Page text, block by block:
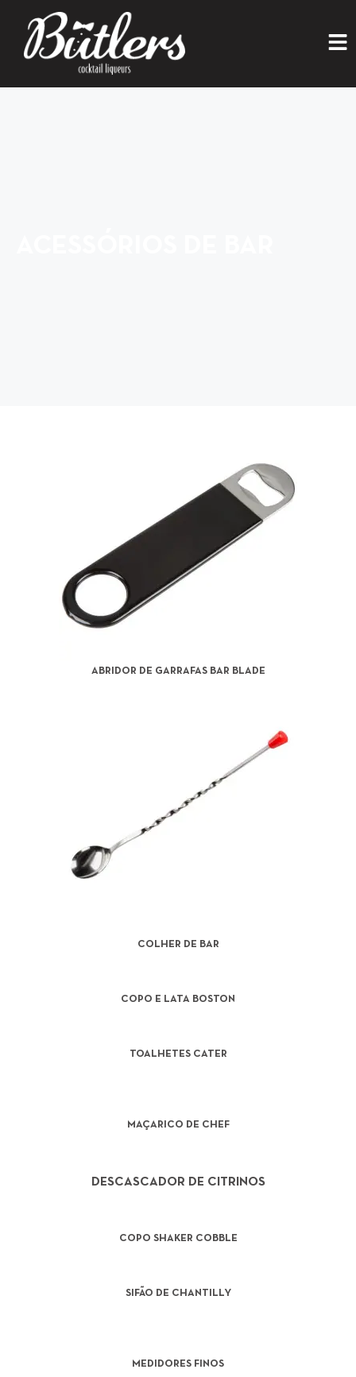
ABRIDOR DE GARRAFAS BAR BLADE
COLHER DE BAR
COPO E LATA BOSTON
TOALHETES CATER
MAÇARICO DE CHEF
DESCASCADOR DE CITRINOS
COPO SHAKER COBBLE
SIFÃO DE CHANTILLY
MEDIDORES FINOS